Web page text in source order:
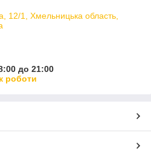
12/1, Хмельницька область,
до 21:00
роботи